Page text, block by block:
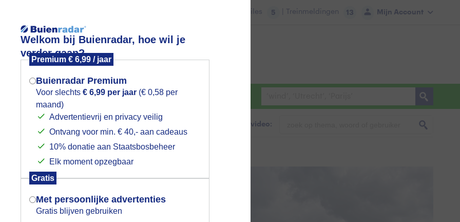
Welkom bij Buienradar, hoe wil je
verder gaan?
Premium € 6,99 / jaar
Buienradar Premium
Voor slechts € 6,99 per jaar (€ 0,58 per
maand)
Advertentievrij en privacy veilig
Ontvang voor min. € 40,- aan cadeaus
10% donatie aan Staatsbosbeheer
Elk moment opzegbaar
Gratis
Met persoonlijke advertenties
Gratis blijven gebruiken
Mijn Account
Files 5 | Treinmeldingen 13
Foto en video Weerzine
Zoeken in foto & video:
Mogen we je locatie gebruiken voor
het weer?
Indien je hier nog geen akkoord op hebt
gegeven, verschijnt er zo een pop-up uit
je browser waarin deze toestemming
gevraagd wordt.